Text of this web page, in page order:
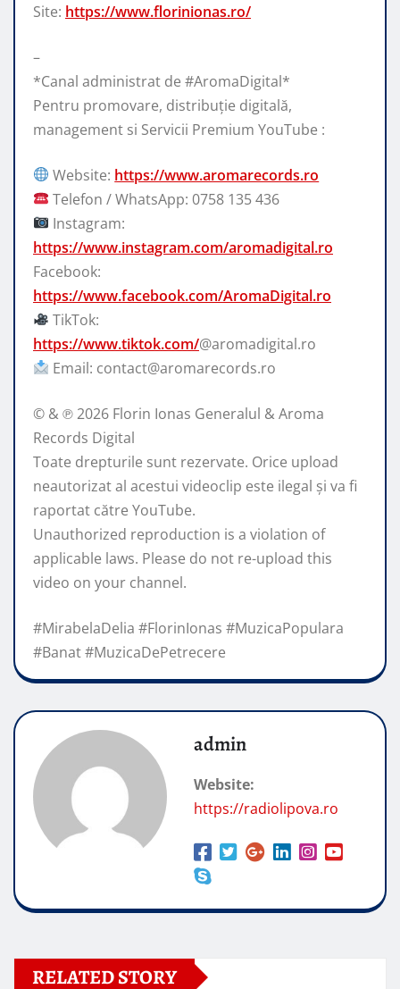
Site: https://www.florinionas.ro/
–
*Canal administrat de #AromaDigital*
Pentru promovare, distribuție digitală,
management si Servicii Premium YouTube :
Website: https://www.aromarecords.ro
Telefon / WhatsApp: 0758 135 436
Instagram:
https://www.instagram.com/aromadigital.ro
Facebook:
https://www.facebook.com/AromaDigital.ro
TikTok:
https://www.tiktok.com/@aromadigital.ro
Email: contact@aromarecords.ro
© & ℗ 2026 Florin Ionas Generalul & Aroma
Records Digital
Toate drepturile sunt rezervate. Orice upload
neautorizat al acestui videoclip este ilegal și va fi
raportat către YouTube.
Unauthorized reproduction is a violation of
applicable laws. Please do not re-upload this
video on your channel.
#MirabelaDelia #FlorinIonas #MuzicaPopulara
#Banat #MuzicaDePetrecere
admin
Website:
https://radiolipova.ro
RELATED STORY